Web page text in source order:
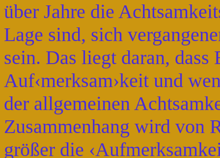
über Jahre die
Lage sind, sich
sein. Das liegt daran,
Auf‹merksam›keit und
der allgemeinen
Zusammenhang wird von
größer die